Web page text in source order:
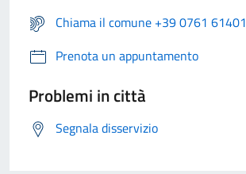
Chiama il comune +39 0761 61401
Prenota un appuntamento
Problemi in città
Segnala disservizio